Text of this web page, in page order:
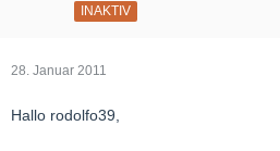
INAKTIV
28. Januar 2011
Hallo rodolfo39,